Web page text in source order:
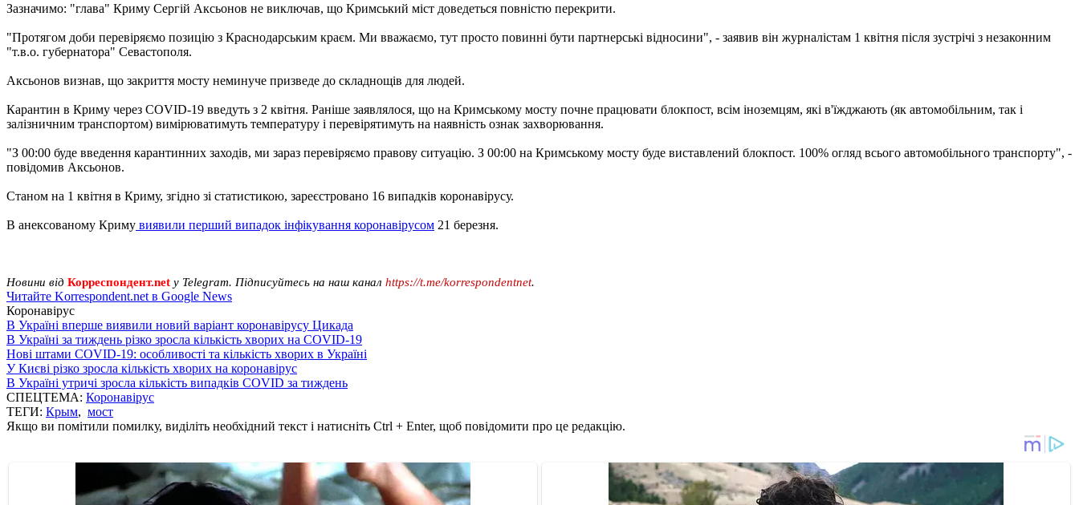
Зазначимо: "глава" Криму Сергій Аксьонов не виключав, що Кримський міст доведеться повністю перекрити.
"Протягом доби перевіряємо позицію з Краснодарським краєм. Ми вважаємо, тут просто повинні бути партнерські відносини", - заявив він журналістам 1 квітня після зустрічі з незаконним
"т.в.о. губернатора" Севастополя.
Аксьонов визнав, що закриття мосту неминуче призведе до складнощів для людей.
Карантин в Криму через COVID-19 введуть з 2 квітня. Раніше заявлялося, що на Кримському мосту почне працювати блокпост, всім іноземцям, які в'їжджають (як автомобільним, так і
залізничним транспортом) вимірюватимуть температуру і перевірятимуть на наявність ознак захворювання.
"З 00:00 буде введення карантинних заходів, ми зараз перевіряємо правову ситуацію. З 00:00 на Кримському мосту буде виставлений блокпост. 100% огляд всього автомобільного транспорту", -
повідомив Аксьонов.
Станом на 1 квітня в Криму, згідно зі статистикою, зареєстровано 16 випадків коронавірусу.
В анексованому Криму виявили перший випадок інфікування коронавірусом 21 березня.
Новини від Корреспондент.net у Telegram. Підписуйтесь на наш канал https://t.me/korrespondentnet.
Читайте Korrespondent.net в Google News
Коронавірус
В Україні вперше виявили новий варіант коронавірусу Цикада
В Україні за тиждень різко зросла кількість хворих на COVID-19
Нові штами COVID-19: особливості та кількість хворих в Україні
У Києві різко зросла кількість хворих на коронавірус
В Україні утричі зросла кількість випадків COVID за тиждень
СПЕЦТЕМА: Коронавірус
ТЕГИ: Крым, мост
Якщо ви помітили помилку, виділіть необхідний текст і натисніть Ctrl + Enter, щоб повідомити про це редакцію.